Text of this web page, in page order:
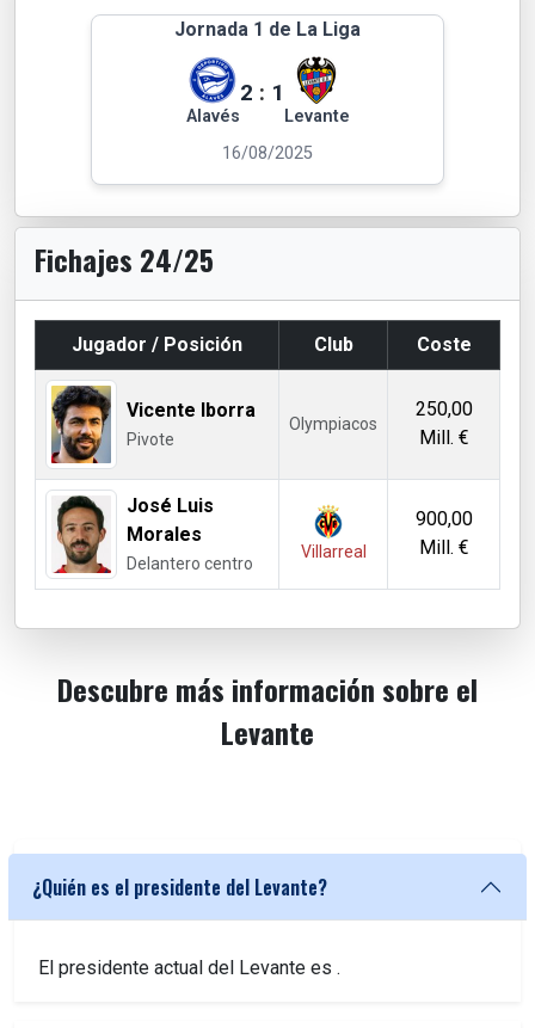
Jornada 1 de La Liga
Alavés
2 : 1
Levante
16/08/2025
Fichajes 24/25
Jugador / Posición Club Coste
Vicente Iborra
Pivote
Olympiacos
250,00
Mill. €
José Luis
Morales
Delantero centro
Villarreal
900,00
Mill. €
Descubre más información sobre el
Levante
¿Quién es el presidente del Levante?
El presidente actual del Levante es .